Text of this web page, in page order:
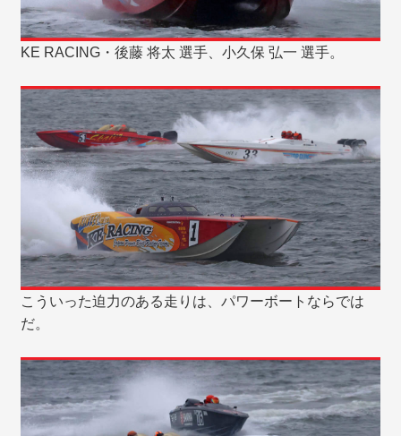
KE RACING・後藤 将太 選手、小久保 弘一 選手。
こういった迫力のある走りは、パワーボートならでは
だ。